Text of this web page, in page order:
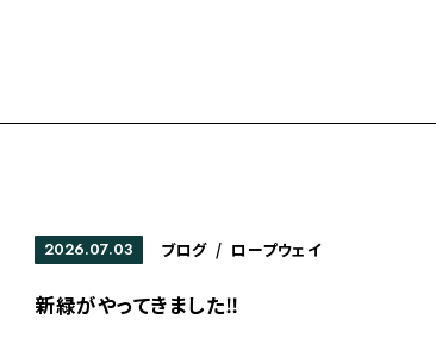
2026.07.03 ブログ / ロープウェイ
新緑がやってきました‼